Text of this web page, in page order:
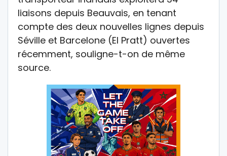
liaisons depuis Beauvais, en tenant
compte des deux nouvelles lignes depuis
Séville et Barcelone (El Pratt) ouvertes
récemment, souligne-t-on de même
source.